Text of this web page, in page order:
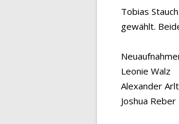
Tobias
gewählt.
Leonie Walz
Alexander Arlt
Joshua Reber